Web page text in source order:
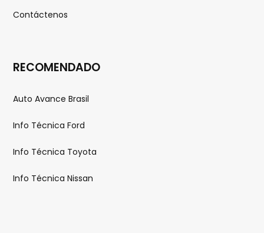
Contáctenos
RECOMENDADO
Auto Avance Brasil
Info Técnica Ford
Info Técnica Toyota
Info Técnica Nissan